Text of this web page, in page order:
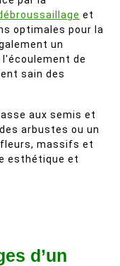
et
optimales pour la
un
de
sain des
aux semis et
arbustes ou un
massifs et
esthétique et
d’un